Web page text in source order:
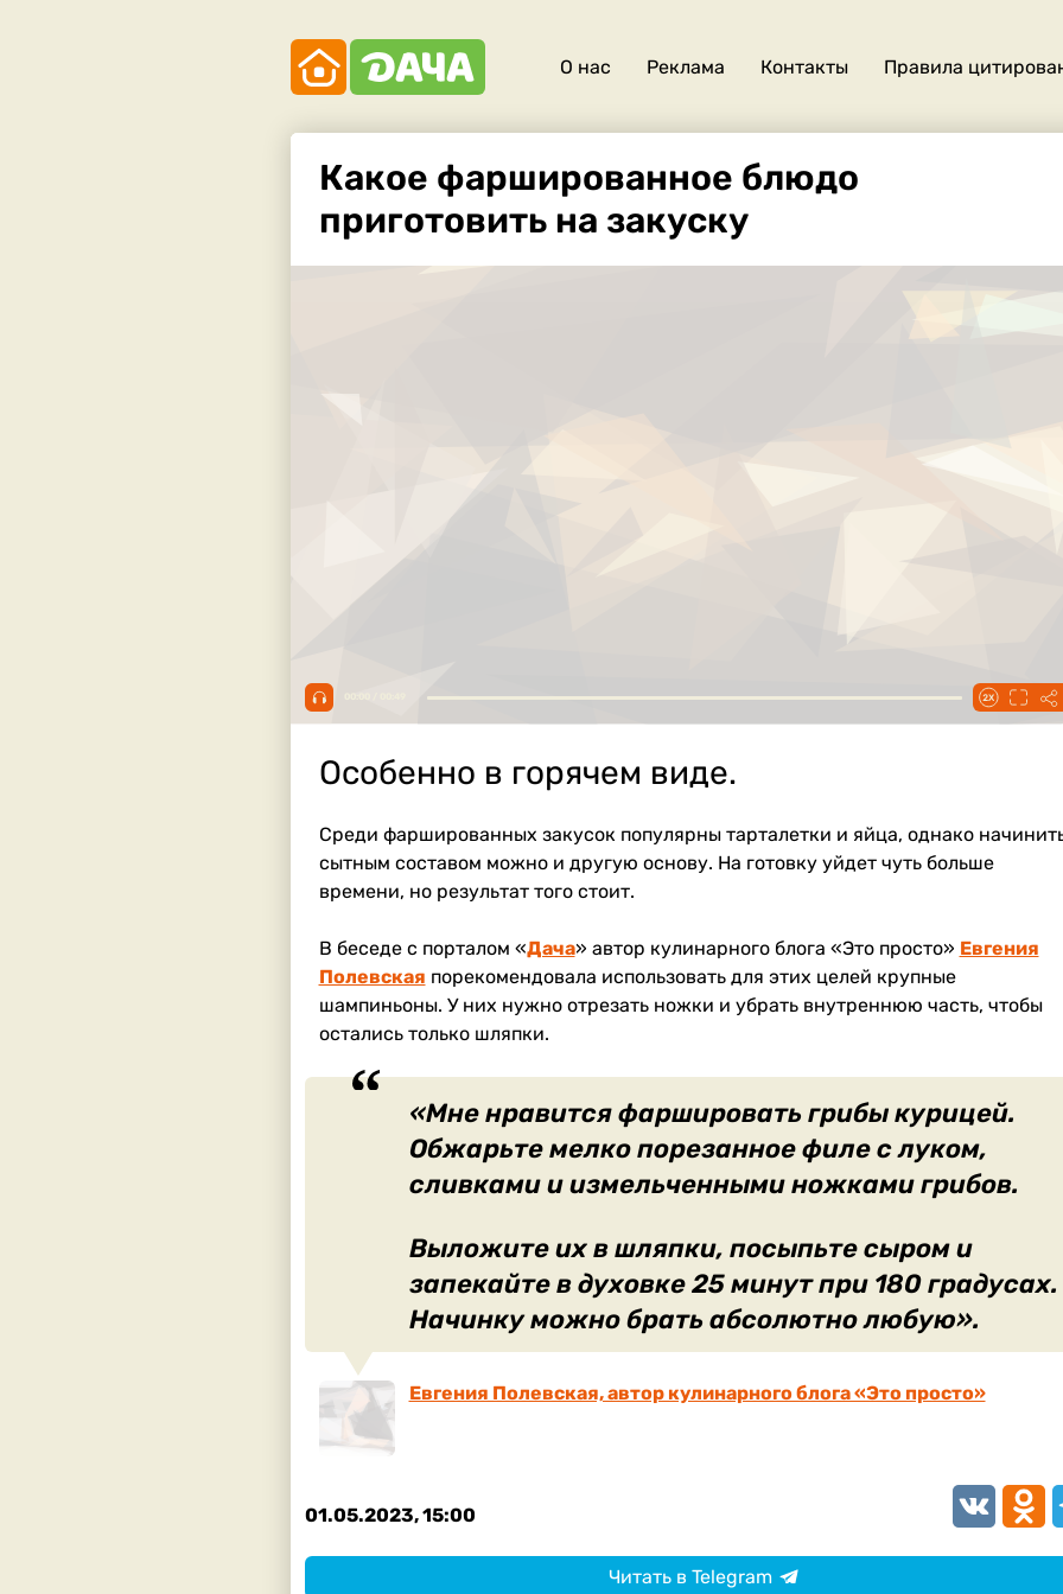
нас
О нас Реклама Контакты Правила
Какое фаршированное блюдо
приготовить на закуску
Особенно в горячем виде.
Среди фаршированных закусок популярны тарталетки и яйца, однако
сытным составом можно и другую основу. На готовку уйдет чуть больше
времени, но результат того стоит.
В беседе с порталом «Дача» автор кулинарного блога «Это просто» Евгения
Полевская порекомендовала использовать для этих целей крупные
шампиньоны. У них нужно отрезать ножки и убрать внутреннюю часть, чтобы
остались только шляпки.
«Мне нравится фаршировать грибы курицей.
Обжарьте мелко порезанное филе с луком,
сливками и измельченными ножками грибов.
Выложите их в шляпки, посыпьте сыром и
запекайте в духовке 25 минут при 180 градусах.
Начинку можно брать абсолютно любую».
Евгения Полевская, автор кулинарного блога «Это просто»
01.05.2023, 15:00 VK
Читать в Telegram